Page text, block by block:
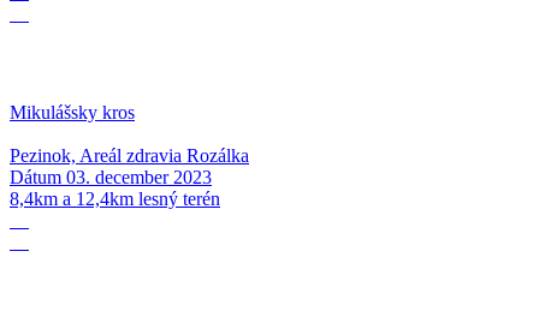
Mikulášsky kros
Pezinok, Areál zdravia Rozálka
Dátum 03. december 2023
8,4km a 12,4km lesný terén